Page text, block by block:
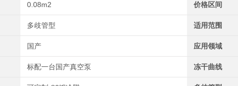
0.08m2 价格区间
多歧管型 适用范围
国产 应用领域
标配一台国产真空泵 冻干曲线